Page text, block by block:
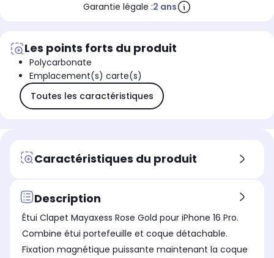
Garantie légale :2 ans
Les points forts du produit
Polycarbonate
Emplacement(s) carte(s)
Toutes les caractéristiques
Caractéristiques du produit
Description
Étui Clapet Mayaxess Rose Gold pour iPhone 16 Pro.
Combine étui portefeuille et coque détachable.
Fixation magnétique puissante maintenant la coque